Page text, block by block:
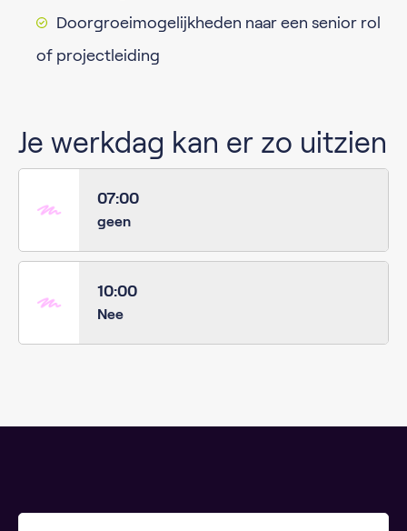
Doorgroeimogelijkheden naar een senior rol
of projectleiding
Je werkdag kan er zo uitzien
07:00
geen
10:00
Nee